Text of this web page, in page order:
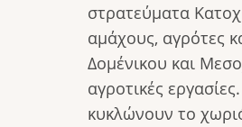
στρατεύματα
αμάχους, αγρότες
Δομένικου και
αγροτικές
κυκλώνουν το